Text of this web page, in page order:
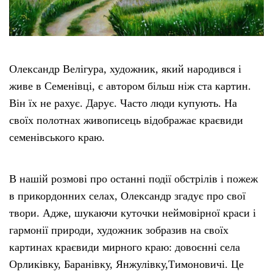
Олександр Велігура, художник, який народився і
живе в Семенівці, є автором більш ніж ста картин.
Він їх не рахує. Дарує. Часто люди купують. На
своїх полотнах живописець відображає краєвиди
семенівського краю.
В нашій розмові про останні події обстрілів і пожеж
в прикордонних селах, Олександр згадує про свої
твори. Адже, шукаючи куточки неймовірної краси і
гармонії природи, художник зобразив на своїх
картинах краєвиди мирного краю: довоєнні села
Орликівку, Баранівку, Янжулівку,Тимоновичі. Це